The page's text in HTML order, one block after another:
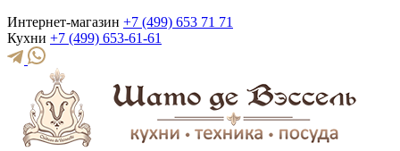
Интернет-магазин +7 (499) 653 71 71
Кухни +7 (499) 653-61-61